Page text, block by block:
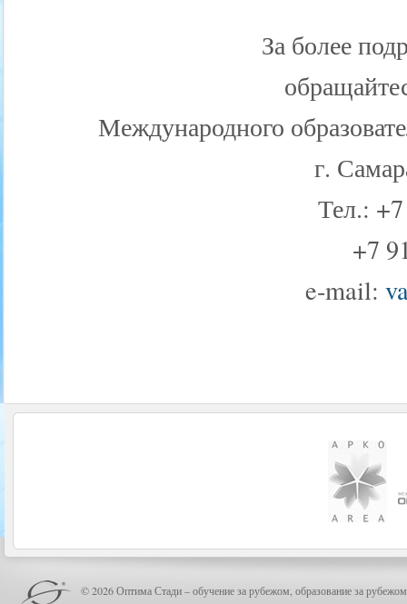
За более
Международного
г.
Тел.:
+7
e-mail:
© 2026 Оптима Стади – обучение за рубежом, образование за